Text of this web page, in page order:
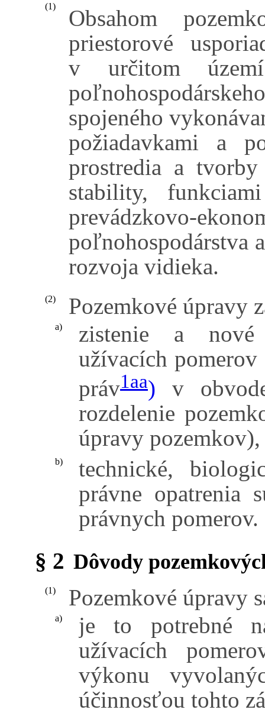
(1)
Obsahom
priestorové
v určitom
spojeného
požiadavkami a
prostredia a tvorby
stability,
prevádzkovo-
poľnohospodárstva
rozvoja vidieka.
(2) Pozemkové úpravy
a)
zistenie a nové
užívacích
práv1aa) v
rozdelenie
úpravy pozemkov),
b)
technické,
právne opatrenia
právnych pomerov.
§ 2 Dôvody
(1) Pozemkové úpravy
a)
je to potrebné
užívacích
výkonu
účinnosťou tohto